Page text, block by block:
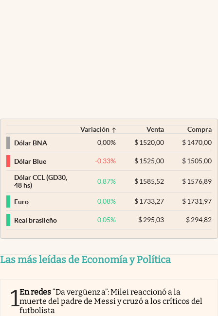
Variación Venta
Compra
Dólar BNA
0,00% $ 1520,00 $1470,00
Dólar Blue -0,33% $ 1525,00 $1505,00
Dólar CCL (GD30,
48 hs)
0,87% $ 1585,52 $1576,89
Euro 0,08% $ 1733,27 $1731,97
Real brasileño 0,05% $ 295,03 $294,82
Las más leídas de Economía y Política
1En redes“Da vergüenza”: Milei reaccionó a la
muerte del padre de Messi y cruzó a los críticos del
futbolista